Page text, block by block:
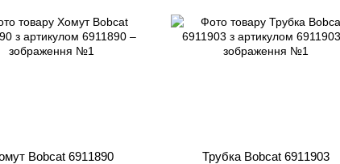
Bobcat 6911890
Трубка Bobcat 6911903